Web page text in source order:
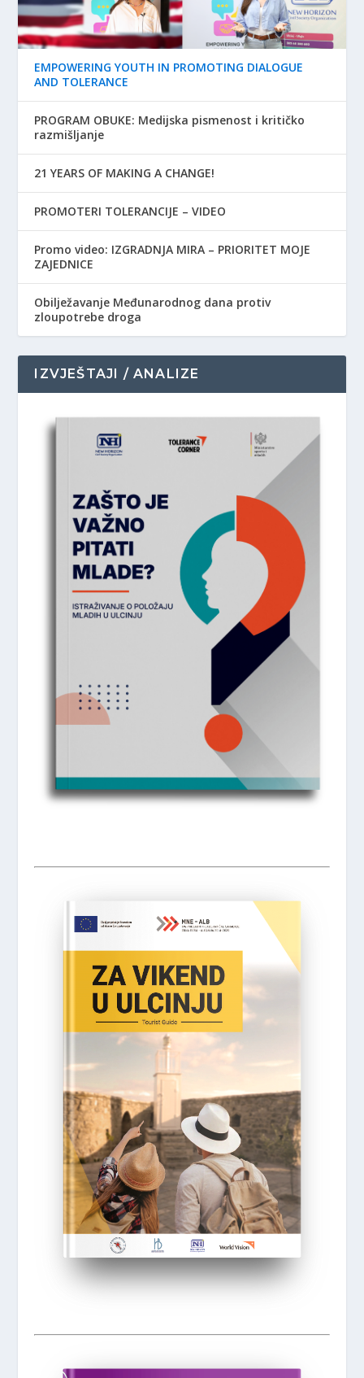
EMPOWERING YOUTH IN PROMOTING DIALOGUE
AND TOLERANCE
PROGRAM OBUKE: Medijska pismenost i kritičko
razmišljanje
21 YEARS OF MAKING A CHANGE!
PROMOTERI TOLERANCIJE – VIDEO
Promo video: IZGRADNJA MIRA – PRIORITET MOJE
ZAJEDNICE
Obilježavanje Međunarodnog dana protiv
zloupotrebe droga
IZVJEŠTAJI / ANALIZE